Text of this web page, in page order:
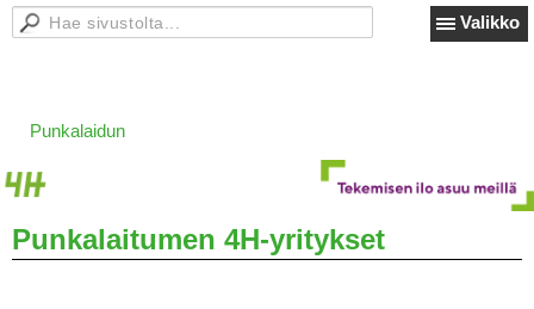
Valikko
Punkalaidun
Punkalaitumen 4H-yritykset